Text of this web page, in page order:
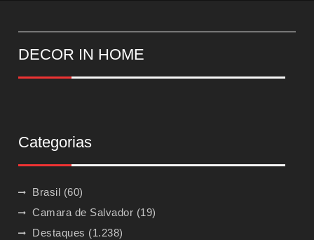
DECOR IN HOME
Categorias
Brasil (60)
Camara de Salvador (19)
Destaques (1.238)